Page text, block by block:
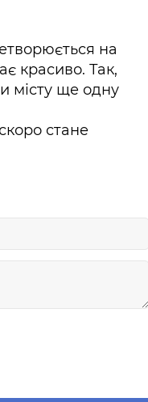
на
красиво. Так,
місту ще одну
стане